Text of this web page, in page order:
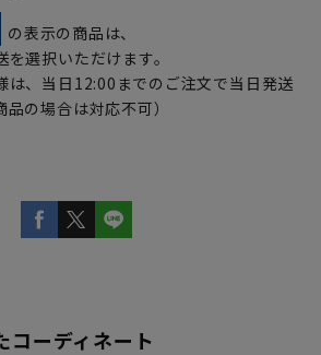
の表示の商品は、
選択いただけます。
は、当日12:00までのご注文で当日発送
の場合は対応不可）
コーディネート